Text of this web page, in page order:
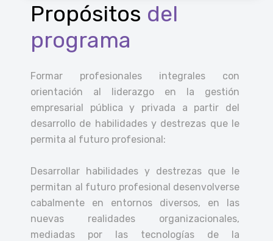
Propósitos del
programa
Formar profesionales integrales con
orientación al liderazgo en la gestión
empresarial pública y privada a partir del
desarrollo de habilidades y destrezas que le
permita al futuro profesional:
Desarrollar habilidades y destrezas que le
permitan al futuro profesional desenvolverse
cabalmente en entornos diversos, en las
nuevas realidades organizacionales,
mediadas por las tecnologías de la